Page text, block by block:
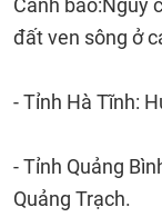
Cảnh báo:Nguy
đất ven sông ở
- Tỉnh Hà Tĩnh:
- Tỉnh Quảng
Quảng Trạch.